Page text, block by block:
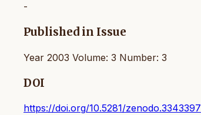
-
Published in Issue
Year 2003 Volume: 3 Number: 3
DOI
https://doi.org/10.5281/zenodo.3343397